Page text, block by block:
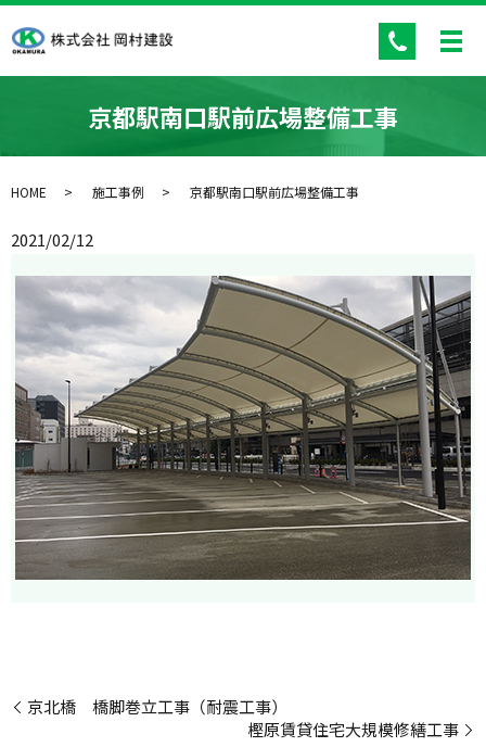
京都駅南口駅前広場整備工事
HOME 施工事例 京都駅南口駅前広場整備工事
2021/02/12
京北橋 橋脚巻立工事（耐震工事）
樫原賃貸住宅大規模修繕工事